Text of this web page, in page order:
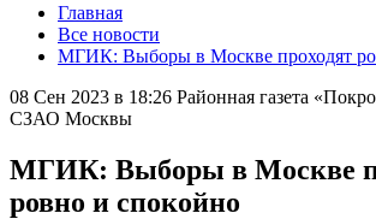
Главная
Все новости
МГИК: Выборы в Москве проходят
08 Сен 2023 в 18:26 Районная газета
СЗАО Москвы
МГИК: Выборы в Москве
ровно и спокойно